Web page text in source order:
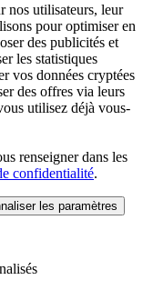
nos utilisateurs, leur
pour optimiser en
des publicités et
les statistiques
vos données cryptées
des offres via leurs
utilisez déjà vous-
renseigner dans les
confidentialité.
les paramètres